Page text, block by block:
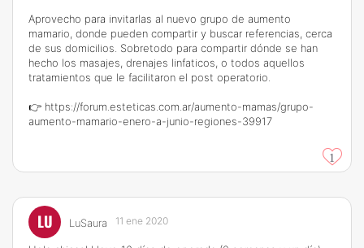
Aprovecho para invitarlas al nuevo grupo de aumento
mamario, donde pueden compartir y buscar referencias, cerca
de sus domicilios. Sobretodo para compartir dónde se han
hecho los masajes, drenajes linfaticos, o todos aquellos
tratamientos que le facilitaron el post operatorio.
👉 https://forum.esteticas.com.ar/aumento-mamas/grupo-
aumento-mamario-enero-a-junio-regiones-39917
1
LU LuSaura 11 ene 2020